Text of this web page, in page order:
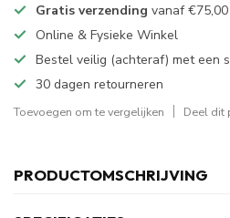
Gratis verzending vanaf€75,00
Online & Fysieke Winkel
Bestel veilig (achteraf) met een
30 dagen retourneren
Toevoegen om te vergelijken Deel dit
PRODUCTOMSCHRIJVING